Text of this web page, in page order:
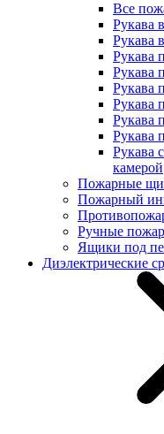
Все
Рукава
Рукава
Рукава
Рукава
Рукава
Рукава
Рукава
Рукава
Рукава
камерой
Пожарные
Пожарный
Ручные
Ящики под
Диэлектрические